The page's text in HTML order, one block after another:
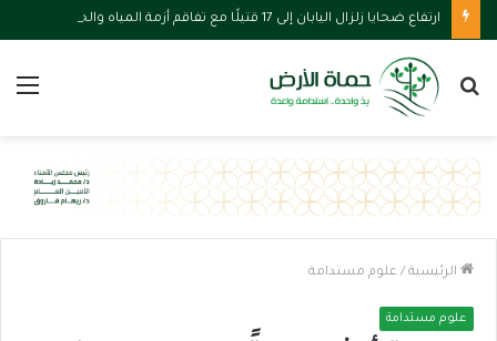
ارتفاع ضحايا زلزال اليابان إلى 17 قتيلًا مع تفاقم أزمة المياه والحرارة
بحث
الرئيسية / علوم مستدامة
علوم مستدامة